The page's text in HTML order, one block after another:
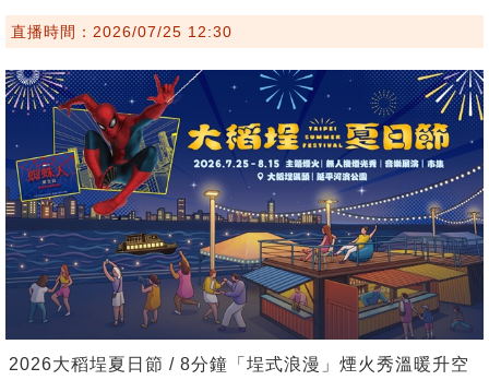
直播時間：2026/07/25 12:30
2026大稻埕夏日節 / 8分鐘「埕式浪漫」煙火秀溫暖升空